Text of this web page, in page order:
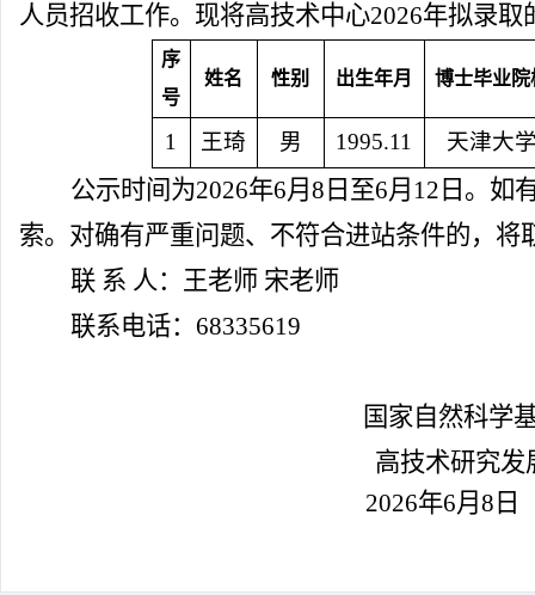
人员招收工作。现将高技术中心2026年拟录
序
号
姓名 性别 出生年月 博士毕业院
1 王琦 男 1995.11 天津大
公示时间为2026年6月8日至6月12日。如
索。对确有严重问题、不符合进站条件的，将
联 系 人：王老师 宋老师
联系电话： 68335619
国家自然科学
高技术研究发
2026年6月8日